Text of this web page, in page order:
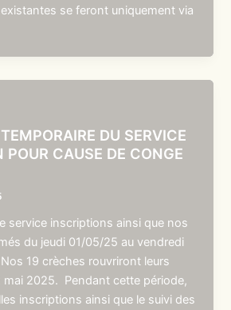
se feront uniquement via
DU SERVICE
POUR CAUSE DE CONGE
service inscriptions ainsi que nos
du jeudi 01/05/25 au vendredi
19 crèches rouvriront leurs
mai 2025. Pendant cette période,
inscriptions ainsi que le suivi des